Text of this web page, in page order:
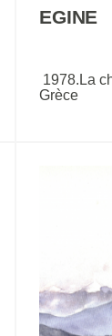
EGINE
1978.La
Grèce